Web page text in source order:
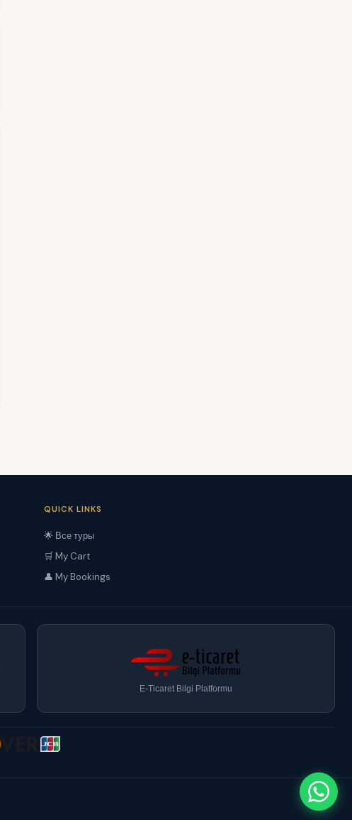
QUICK LINKS
🌟 Все туры
🛒 My Cart
👤 My Bookings
E-Ticaret Bilgi Platformu